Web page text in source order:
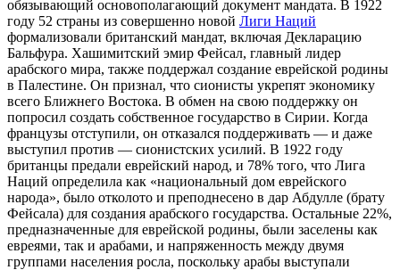
обязывающий основополагающий документ мандата. В 1922
году 52 страны из совершенно новой Лиги Наций
формализовали британский мандат, включая Декларацию
Бальфура. Хашимитский эмир Фейсал, главный лидер
арабского мира, также поддержал создание еврейской родины
в Палестине. Он признал, что сионисты укрепят экономику
всего Ближнего Востока. В обмен на свою поддержку он
попросил создать собственное государство в Сирии. Когда
французы отступили, он отказался поддерживать — и даже
выступил против — сионистских усилий. В 1922 году
британцы предали еврейский народ, и 78% того, что Лига
Наций определила как «национальный дом еврейского
народа», было отколото и преподнесено в дар Абдулле (брату
Фейсала) для создания арабского государства. Остальные 22%,
предназначенные для еврейской родины, были заселены как
евреями, так и арабами, и напряженность между двумя
группами населения росла, поскольку арабы выступали